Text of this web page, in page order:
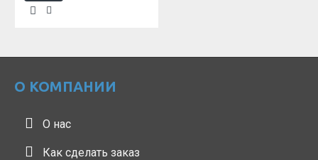
О КОМПАНИИ
О нас
Как сделать заказ